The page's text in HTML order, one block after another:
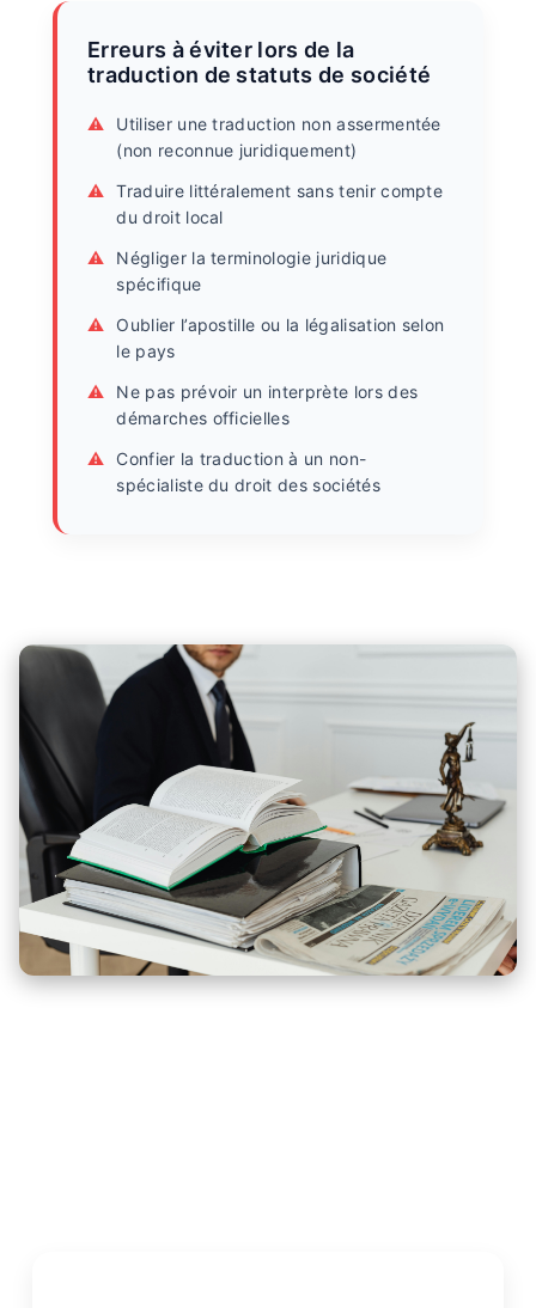
Erreurs à éviter lors de la
traduction de statuts de société
Utiliser une traduction non assermentée
(non reconnue juridiquement)
Traduire littéralement sans tenir compte
du droit local
Négliger la terminologie juridique
spécifique
Oublier l’apostille ou la légalisation selon
le pays
Ne pas prévoir un interprète lors des
démarches officielles
Confier la traduction à un non-
spécialiste du droit des sociétés